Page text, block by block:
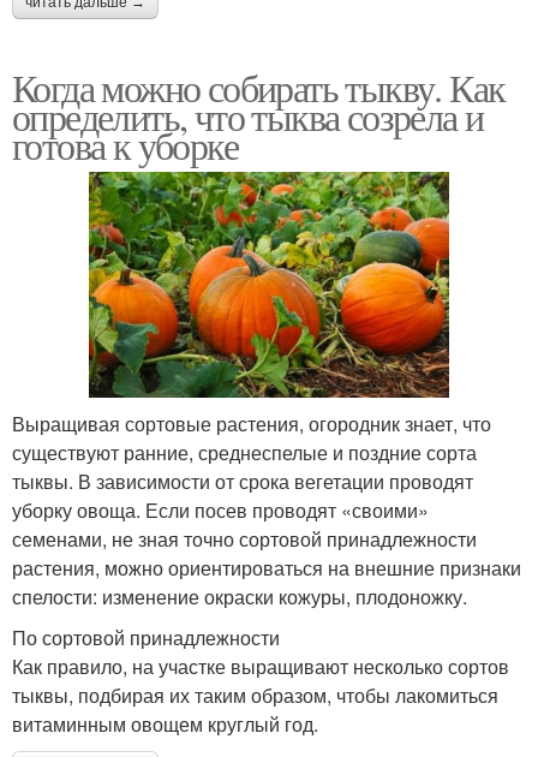
Когда можно собирать тыкву. Как
определить, что тыква созрела и
готова к уборке
Выращивая сортовые растения, огородник знает, что
существуют ранние, среднеспелые и поздние сорта
тыквы. В зависимости от срока вегетации проводят
уборку овоща. Если посев проводят «своими»
семенами, не зная точно сортовой принадлежности
растения, можно ориентироваться на внешние признаки
спелости: изменение окраски кожуры, плодоножку.
По сортовой принадлежности
Как правило, на участке выращивают несколько сортов
тыквы, подбирая их таким образом, чтобы лакомиться
витаминным овощем круглый год.